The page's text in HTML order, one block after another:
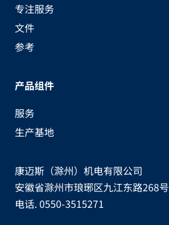
康迈斯（滁州）机电有限公司
安徽省滁州市琅琊区九江东路268号
电话. 0550-3515271
专注服务
文件
参考
产品组件
服务
生产基地